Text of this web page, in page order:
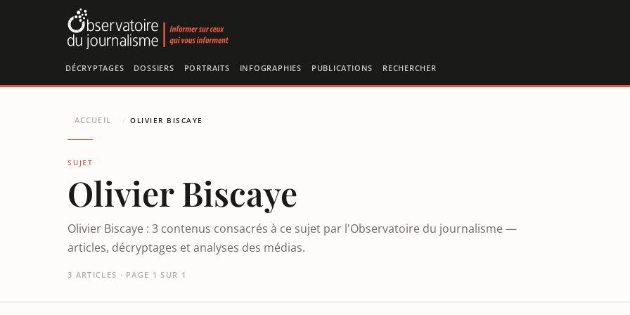
DÉCRYPTAGES DOSSIERS PORTRAITS INFOGRAPHIES PUBLICATIONS RECHERCHER
ACCUEIL / OLIVIER BISCAYE
SUJET
Olivier Biscaye
Olivier Biscaye : 3 contenus consacrés à ce sujet par l'Observatoire du journalisme —
articles, décryptages et analyses des médias.
3 ARTICLES · PAGE 1 SUR 1
Panneau de gestion des cookies